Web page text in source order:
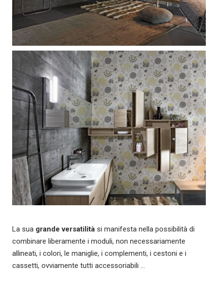
La sua grande versatilità si manifesta nella possibilità di
combinare liberamente i moduli, non necessariamente
allineati, i colori, le maniglie, i complementi, i cestoni e i
cassetti, ovviamente tutti accessoriabili …